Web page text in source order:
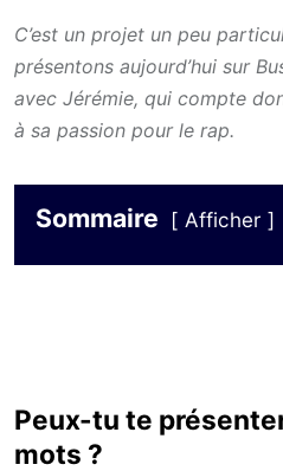
C’est un projet un peu
présentons aujourd’hui sur
avec Jérémie, qui compte
à sa passion pour le rap.
Sommaire Afficher
Peux-tu te
mots ?